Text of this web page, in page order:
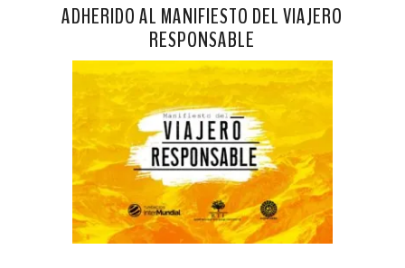
ADHERIDO AL MANIFIESTO DEL VIAJERO
RESPONSABLE